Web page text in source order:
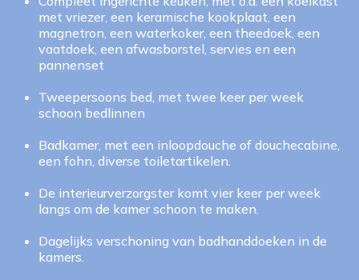
met vriezer, een keramische kookplaat, een
magnetron, een waterkoker, een theedoek, een
vaatdoek, een afwasborstel, servies en een
pannenset
Tweepersoons bed, met twee keer per week
schoon bedlinnen
Badkamer, met een inloopdouche of douchecabine,
een fohn, diverse toiletartikelen.
De interieurverzorgster komt vier keer per week
langs om de kamer schoon te maken.
Dagelijks verschoning van badhanddoeken in de
kamers.